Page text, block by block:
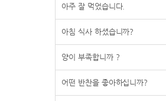
아주 잘 먹었습니다.
아침 식사 하셨습니까?
양이 부족합니까 ?
어떤 반찬을 좋아하십니까?